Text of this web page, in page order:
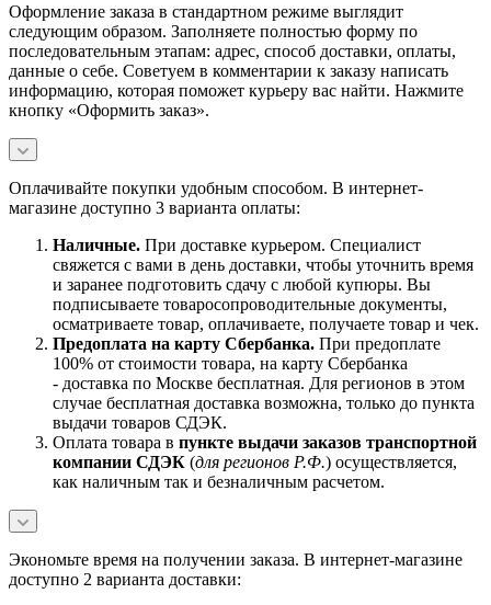
Оформление заказа в стандартном режиме выглядит
следующим образом. Заполняете полностью форму по
последовательным этапам: адрес, способ доставки, оплаты,
данные о себе. Советуем в комментарии к заказу написать
информацию, которая поможет курьеру вас найти. Нажмите
кнопку «Оформить заказ».
Оплачивайте покупки удобным способом. В интернет-
магазине доступно 3 варианта оплаты:
Наличные. При доставке курьером. Специалист
свяжется с вами в день доставки, чтобы уточнить время
и заранее подготовить сдачу с любой купюры. Вы
подписываете товаросопроводительные документы,
осматриваете товар, оплачиваете, получаете товар и чек.
Предоплата на карту Сбербанка. При предоплате
100% от стоимости товара, на карту Сбербанка
- доставка по Москве бесплатная. Для регионов в этом
случае бесплатная доставка возможна, только до пункта
выдачи товаров СДЭК.
Оплата товара в пункте выдачи заказов транспортной
компании СДЭК (для регионов Р.Ф.) осуществляется,
как наличным так и безналичным расчетом.
Экономьте время на получении заказа. В интернет-магазине
доступно 2 варианта доставки: